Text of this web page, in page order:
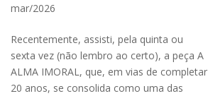
mar/2026
Recentemente, assisti, pela quinta ou
sexta vez (não lembro ao certo), a peça A
ALMA IMORAL, que, em vias de completar
20 anos, se consolida como uma das